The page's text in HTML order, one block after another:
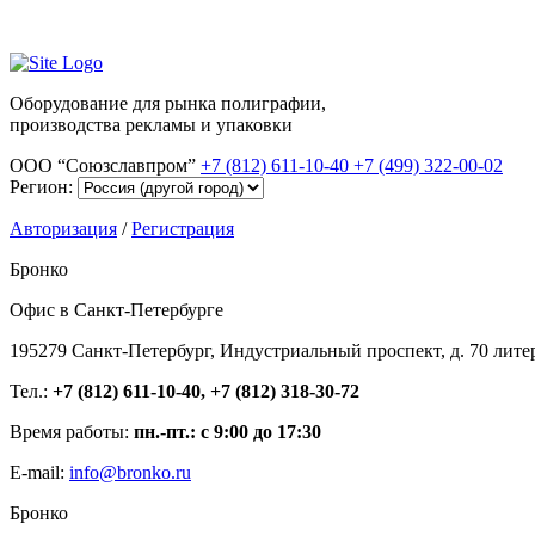
Оборудование для рынка полиграфии,
производства рекламы и упаковки
ООО “Союзславпром” +7 (812) 611-10-40 +7 (499) 322-00-02
Регион:
Авторизация /Регистрация
Бронко
Офис в Санкт-Петербурге
195279 Санкт-Петербург, Индустриальный проспект, д. 70
Тел.: +7 (812) 611-10-40, +7 (812) 318-30-72
Время работы: пн.-пт.: с 9:00 до 17:30
E-mail: info@bronko.ru
Бронко